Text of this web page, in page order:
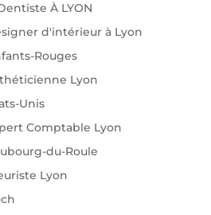
À LYON
d'intérieur à Lyon
Rouges
Lyon
Unis
Comptable Lyon
du-Roule
Lyon